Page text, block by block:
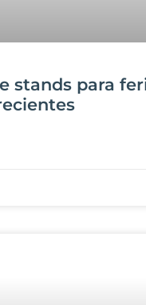
stands para